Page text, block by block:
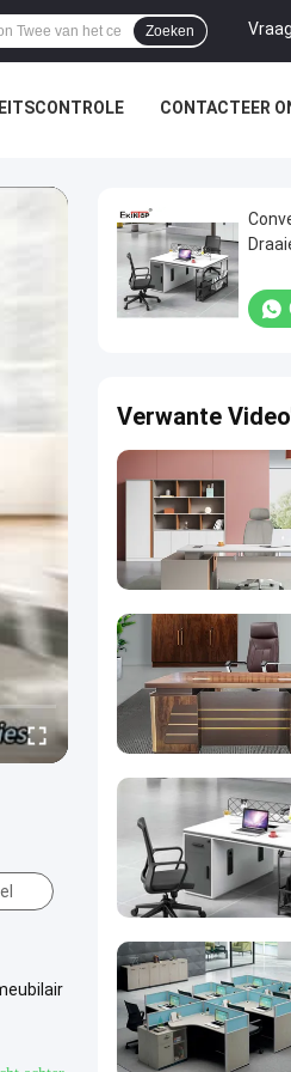
Zoeken
CONTACTEER
Verwante